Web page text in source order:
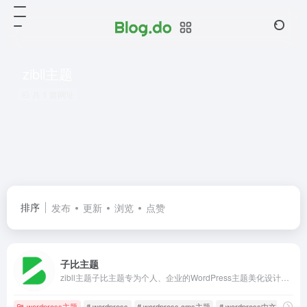
排序 发布 更新 浏览 点赞
子比主题